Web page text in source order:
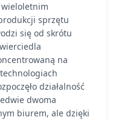
sprzętu
się od skrótu
na
działalność
dwoma
biurem, ale dzięki